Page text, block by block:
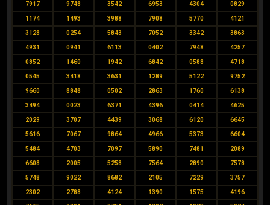
7917 9748 3542 6953 4304 0829
1174 1493 3988 7908 5770 4121
3128 0254 5843 7052 3342 3863
4931 0941 6113 0402 7948 4257
0852 1460 1942 6842 0588 4718
0545 3418 3631 1289 5122 9752
9660 8848 0502 2863 1760 6138
3494 0023 6371 4396 0414 4625
2029 3707 4439 3068 6120 6645
5616 7067 9864 4966 5373 6604
5484 4703 7097 5890 7481 2089
6608 2005 5258 7564 2890 7578
5748 9022 8682 2105 7229 3757
2302 2788 4124 1390 1575 4196